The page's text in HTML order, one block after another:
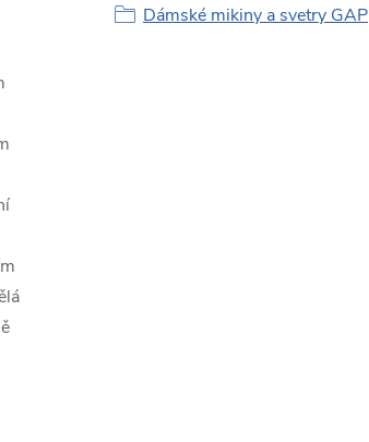
Dámské mikiny a svetry GAP